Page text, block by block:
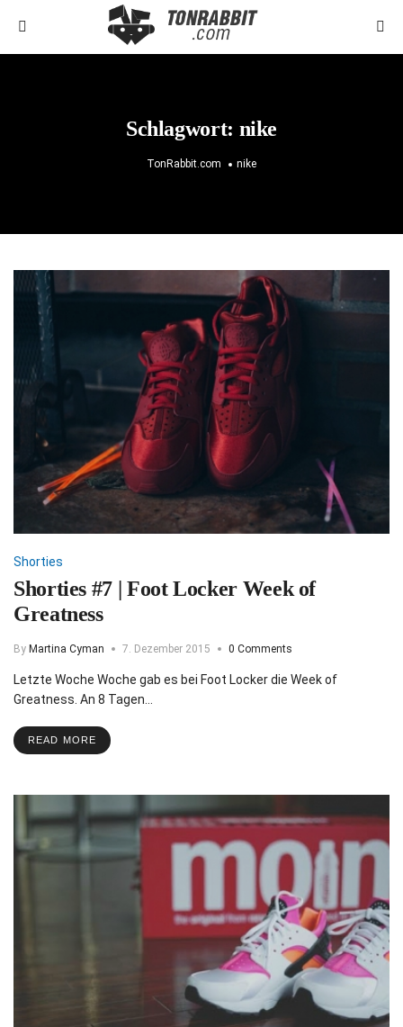
Schlagwort: nike
TonRabbit.com nike
Shorties
Shorties #7 | Foot Locker Week of
Greatness
By Martina Cyman 7. Dezember 2015 0 Comments
Letzte Woche Woche gab es bei Foot Locker die Week of
Greatness. An 8 Tagen…
READ MORE